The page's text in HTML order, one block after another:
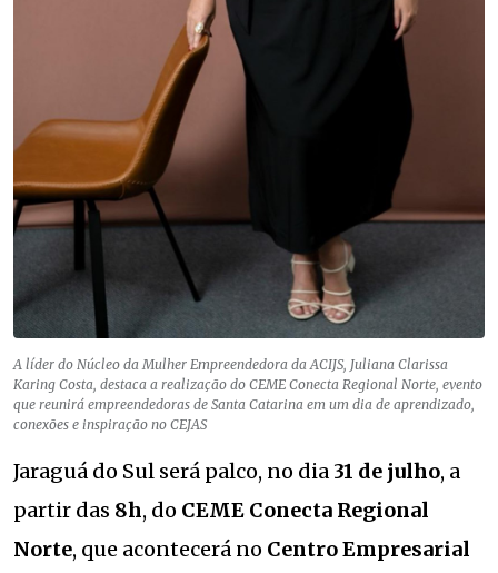
A líder do Núcleo da Mulher Empreendedora da ACIJS, Juliana Clarissa
Karing Costa, destaca a realização do CEME Conecta Regional Norte, evento
que reunirá empreendedoras de Santa Catarina em um dia de aprendizado,
conexões e inspiração no CEJAS
Jaraguá do Sul será palco, no dia 31 de julho, a
partir das 8h, do CEME Conecta Regional
Norte, que acontecerá no Centro Empresarial